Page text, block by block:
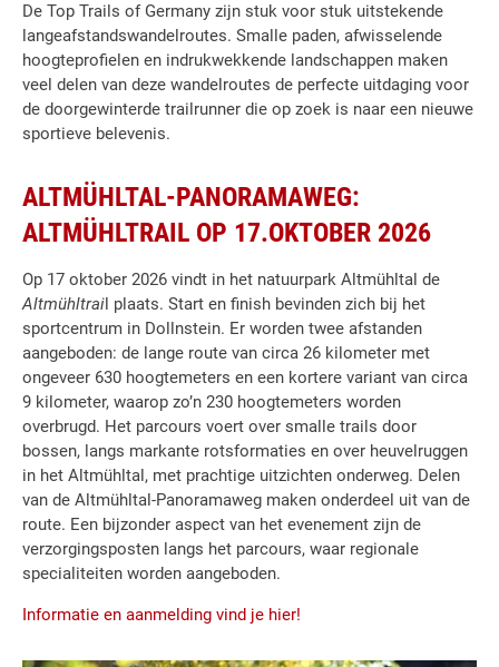
De Top Trails of Germany zijn stuk voor stuk uitstekende
langeafstandswandelroutes. Smalle paden, afwisselende
hoogteprofielen en indrukwekkende landschappen maken
veel delen van deze wandelroutes de perfecte uitdaging voor
de doorgewinterde trailrunner die op zoek is naar een nieuwe
sportieve belevenis.
ALTMÜHLTAL-PANORAMAWEG:
ALTMÜHLTRAIL OP 17.OKTOBER 2026
Op 17 oktober 2026 vindt in het natuurpark Altmühltal de
Altmühltrail plaats. Start en finish bevinden zich bij het
sportcentrum in Dollnstein. Er worden twee afstanden
aangeboden: de lange route van circa 26 kilometer met
ongeveer 630 hoogtemeters en een kortere variant van circa
9 kilometer, waarop zo’n 230 hoogtemeters worden
overbrugd. Het parcours voert over smalle trails door
bossen, langs markante rotsformaties en over heuvelruggen
in het Altmühltal, met prachtige uitzichten onderweg. Delen
van de Altmühltal-Panoramaweg maken onderdeel uit van de
route. Een bijzonder aspect van het evenement zijn de
verzorgingsposten langs het parcours, waar regionale
specialiteiten worden aangeboden.
Informatie en aanmelding vind je hier!